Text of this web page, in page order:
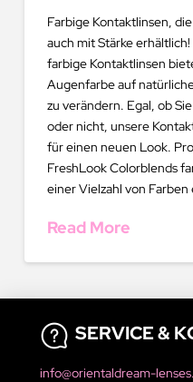
Farbige Kontaktlinsen,
auch mit Stärke
farbige Kontaktlinsen
Augenfarbe auf
zu verändern. Egal, ob
oder nicht, unsere
für einen neuen Look.
FreshLook Colorblends
einer Vielzahl von
Read More
SERVICE &
info@orientaldream-